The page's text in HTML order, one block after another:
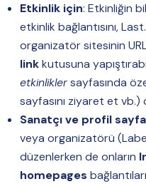
Etkinlik için: Etkinliğin
etkinlik bağlantısını,
organizatör sitesinin
linkkutusuna
etkinliklersayfasında
sayfasını ziyaret et vb.)
Sanatçı ve profil
veya organizatörü
düzenlerken de onların
homepages